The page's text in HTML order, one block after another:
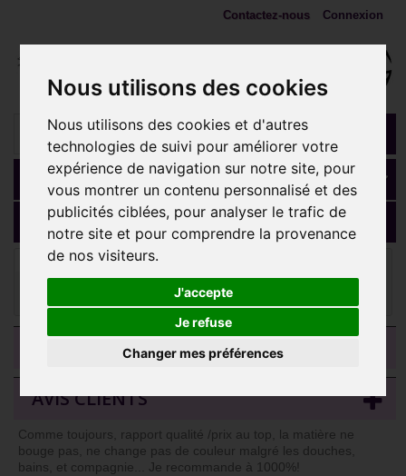
Nous utilisons des cookies
Nous utilisons des cookies et d'autres
technologies de suivi pour améliorer votre
expérience de navigation sur notre site, pour
vous montrer un contenu personnalisé et des
publicités ciblées, pour analyser le trafic de
notre site et pour comprendre la provenance
de nos visiteurs.
J'accepte
Je refuse
Changer mes préférences
Connexion
Contactez-nous
Panier (vide)
MENU
Bijoux d'oreille
strass opale COCR NF or à visser interne mini-vis 0,8 mm
TGPMLBIAJ026
CATEGORIES
AVIS CLIENTS
Comme toujours, rapport qualité /prix au top, la matière ne
bouge pas, ne change pas de couleur malgré les douches,
bains, et compagnie... Je recommande à 1000%!